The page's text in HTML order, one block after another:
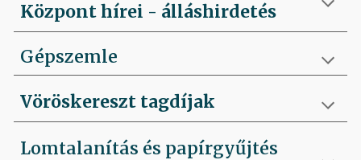
Központ hírei - álláshirdetés
Gépszemle
Vöröskereszt tagdíjak
Lomtalanítás és papírgyűjtés